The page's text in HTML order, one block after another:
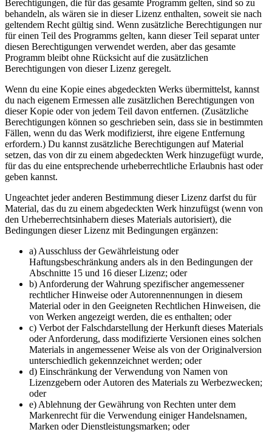
Berechtigungen, die für das gesamte Programm gelten, sind so zu
behandeln, als wären sie in dieser Lizenz enthalten, soweit sie nach
geltendem Recht gültig sind. Wenn zusätzliche Berechtigungen nur
für einen Teil des Programms gelten, kann dieser Teil separat unter
diesen Berechtigungen verwendet werden, aber das gesamte
Programm bleibt ohne Rücksicht auf die zusätzlichen
Berechtigungen von dieser Lizenz geregelt.
Wenn du eine Kopie eines abgedeckten Werks übermittelst, kannst
du nach eigenem Ermessen alle zusätzlichen Berechtigungen von
dieser Kopie oder von jedem Teil davon entfernen. (Zusätzliche
Berechtigungen können so geschrieben sein, dass sie in bestimmten
Fällen, wenn du das Werk modifizierst, ihre eigene Entfernung
erfordern.) Du kannst zusätzliche Berechtigungen auf Material
setzen, das von dir zu einem abgedeckten Werk hinzugefügt wurde,
für das du eine entsprechende urheberrechtliche Erlaubnis hast oder
geben kannst.
Ungeachtet jeder anderen Bestimmung dieser Lizenz darfst du für
Material, das du zu einem abgedeckten Werk hinzufügst (wenn von
den Urheberrechtsinhabern dieses Materials autorisiert), die
Bedingungen dieser Lizenz mit Bedingungen ergänzen:
a) Ausschluss der Gewährleistung oder
Haftungsbeschränkung anders als in den Bedingungen der
Abschnitte 15 und 16 dieser Lizenz; oder
b) Anforderung der Wahrung spezifischer angemessener
rechtlicher Hinweise oder Autorennennungen in diesem
Material oder in den Geeigneten Rechtlichen Hinweisen, die
von Werken angezeigt werden, die es enthalten; oder
c) Verbot der Falschdarstellung der Herkunft dieses Materials
oder Anforderung, dass modifizierte Versionen eines solchen
Materials in angemessener Weise als von der Originalversion
unterschiedlich gekennzeichnet werden; oder
d) Einschränkung der Verwendung von Namen von
Lizenzgebern oder Autoren des Materials zu Werbezwecken;
oder
e) Ablehnung der Gewährung von Rechten unter dem
Markenrecht für die Verwendung einiger Handelsnamen,
Marken oder Dienstleistungsmarken; oder